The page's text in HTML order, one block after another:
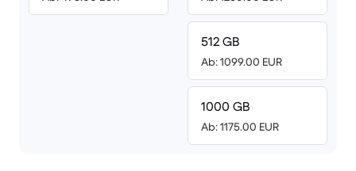
512 GB
Ab: 1099.00 EUR
1000 GB
Ab: 1175.00 EUR